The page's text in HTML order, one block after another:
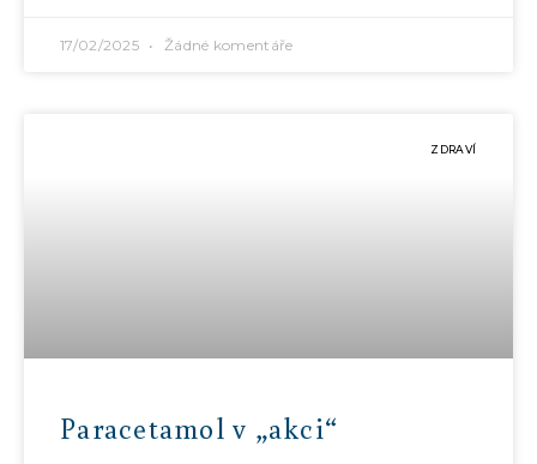
17/02/2025 Žádné komentáře
ZDRAVÍ
Paracetamol v „akci“